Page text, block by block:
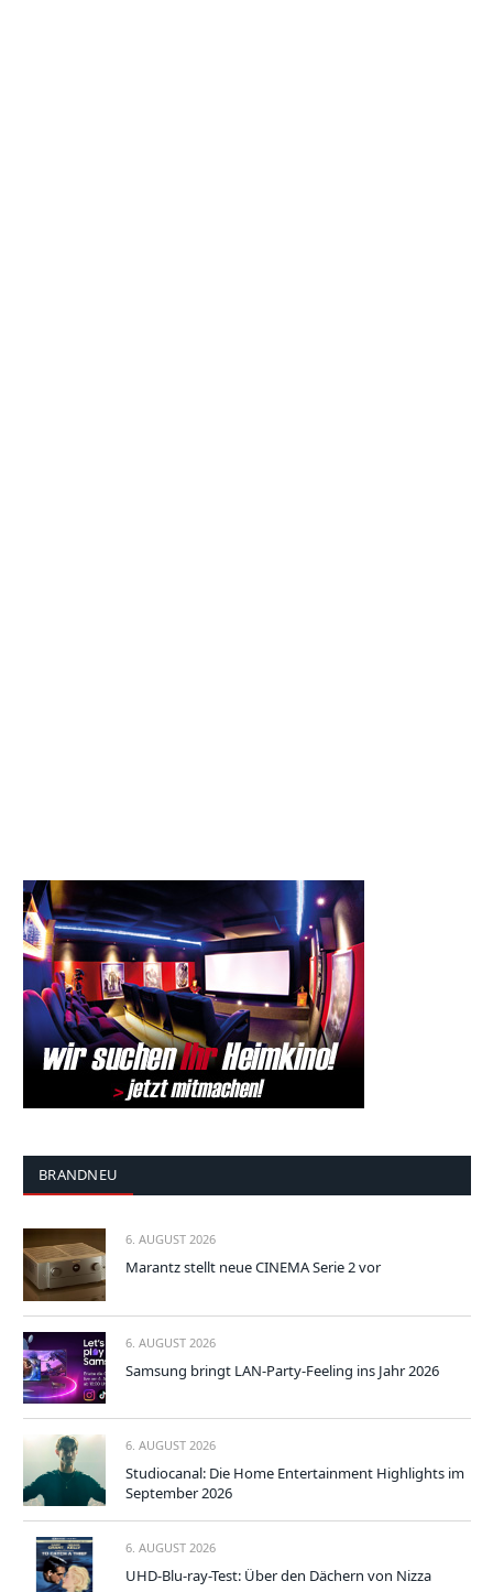
BRANDNEU
6. AUGUST 2026
Marantz stellt neue CINEMA Serie 2 vor
6. AUGUST 2026
Samsung bringt LAN-Party-Feeling ins Jahr 2026
6. AUGUST 2026
Studiocanal: Die Home Entertainment Highlights im
September 2026
6. AUGUST 2026
UHD-Blu-ray-Test: Über den Dächern von Nizza